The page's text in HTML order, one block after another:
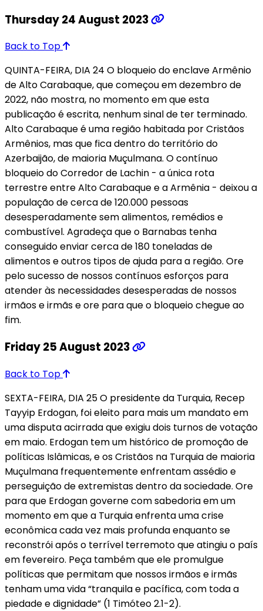
Thursday 24 August 2023
Back to Top
QUINTA-FEIRA, DIA 24 O bloqueio do enclave Armênio
de Alto Carabaque, que começou em dezembro de
2022, não mostra, no momento em que esta
publicação é escrita, nenhum sinal de ter terminado.
Alto Carabaque é uma região habitada por Cristãos
Armênios, mas que fica dentro do território do
Azerbaijão, de maioria Muçulmana. O contínuo
bloqueio do Corredor de Lachin - a única rota
terrestre entre Alto Carabaque e a Armênia - deixou a
população de cerca de 120.000 pessoas
desesperadamente sem alimentos, remédios e
combustível. Agradeça que o Barnabas tenha
conseguido enviar cerca de 180 toneladas de
alimentos e outros tipos de ajuda para a região. Ore
pelo sucesso de nossos contínuos esforços para
atender às necessidades desesperadas de nossos
irmãos e irmãs e ore para que o bloqueio chegue ao
fim.
Friday 25 August 2023
Back to Top
SEXTA-FEIRA, DIA 25 O presidente da Turquia, Recep
Tayyip Erdogan, foi eleito para mais um mandato em
uma disputa acirrada que exigiu dois turnos de votação
em maio. Erdogan tem um histórico de promoção de
políticas Islâmicas, e os Cristãos na Turquia de maioria
Muçulmana frequentemente enfrentam assédio e
perseguição de extremistas dentro da sociedade. Ore
para que Erdogan governe com sabedoria em um
momento em que a Turquia enfrenta uma crise
econômica cada vez mais profunda enquanto se
reconstrói após o terrível terremoto que atingiu o país
em fevereiro. Peça também que ele promulgue
políticas que permitam que nossos irmãos e irmãs
tenham uma vida “tranquila e pacífica, com toda a
piedade e dignidade” (1 Timóteo 2.1-2).